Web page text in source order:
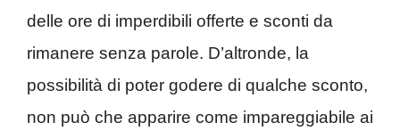
delle ore di imperdibili offerte e sconti da
rimanere senza parole. D’altronde, la
possibilità di poter godere di qualche sconto,
non può che apparire come impareggiabile ai